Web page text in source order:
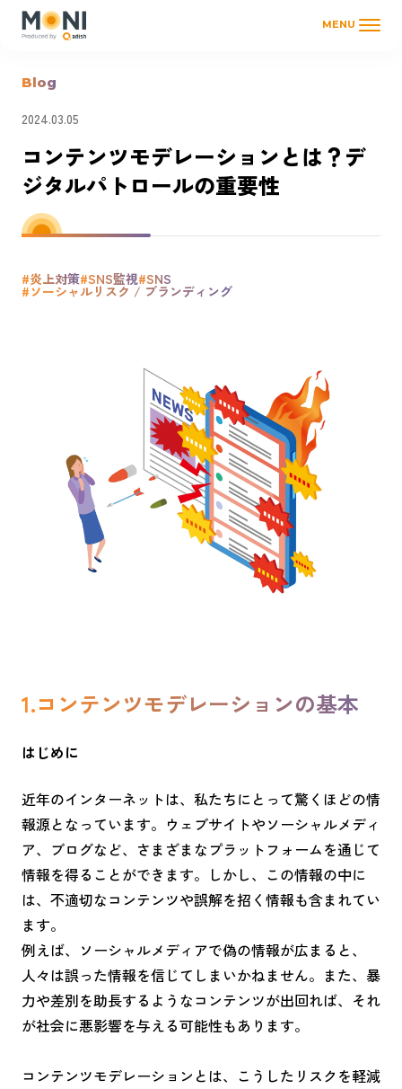
MENU
Blog
2024.03.05
コンテンツモデレーションとは？デ
ジタルパトロールの重要性
#炎上対策#SNS監視#SNS
#ソーシャルリスク / ブランディング
1.コンテンツモデレーションの基本
はじめに
近年のインターネットは、私たちにとって驚くほどの情
報源となっています。ウェブサイトやソーシャルメディ
ア、ブログなど、さまざまなプラットフォームを通じて
情報を得ることができます。しかし、この情報の中に
は、不適切なコンテンツや誤解を招く情報も含まれてい
ます。
例えば、ソーシャルメディアで偽の情報が広まると、
人々は誤った情報を信じてしまいかねません。また、暴
力や差別を助長するようなコンテンツが出回れば、それ
が社会に悪影響を与える可能性もあります。
コンテンツモデレーションとは、こうしたリスクを軽減